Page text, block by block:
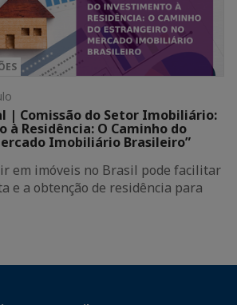
| Comissão do Setor Imobiliário:
Residência: O Caminho do
Imobiliário Brasileiro”
em imóveis no Brasil pode facilitar
e a obtenção de residência para